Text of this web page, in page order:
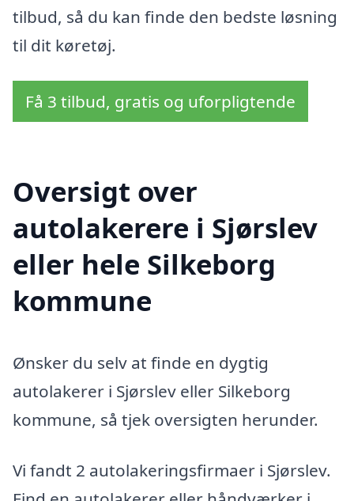
tilbud, så du kan finde den bedste løsning
til dit køretøj.
Få 3 tilbud, gratis og uforpligtende
Oversigt over
autolakerere i Sjørslev
eller hele Silkeborg
kommune
Ønsker du selv at finde en dygtig
autolakerer i Sjørslev eller Silkeborg
kommune, så tjek oversigten herunder.
Vi fandt 2 autolakeringsfirmaer i Sjørslev.